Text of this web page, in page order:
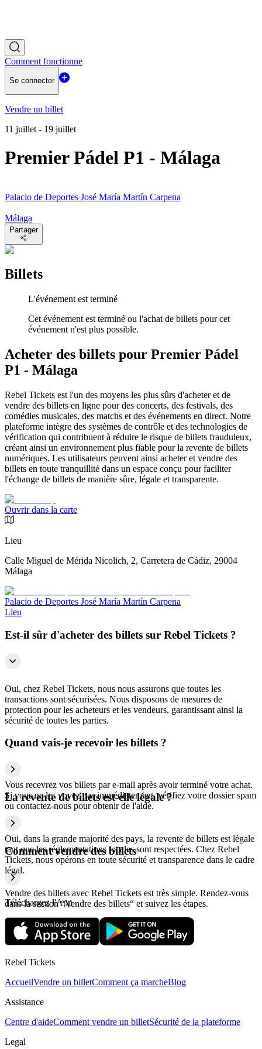
Comment fonctionne
Se connecter
Vendre un billet
11 juillet - 19 juillet
Premier Pádel P1 - Málaga
Palacio de Deportes José María Martín Carpena
Málaga
Partager
Billets
L'événement est terminé
Cet événement est terminé ou l'achat de billets pour cet
événement n'est plus possible.
Acheter des billets pour Premier Pádel
P1 - Málaga
Rebel Tickets est l'un des moyens les plus sûrs d'acheter et de
vendre des billets en ligne pour des concerts, des festivals, des
comédies musicales, des matchs et des événements en direct. Notre
plateforme intègre des systèmes de contrôle et des technologies de
vérification qui contribuent à réduire le risque de billets frauduleux,
créant ainsi un environnement plus fiable pour la revente de billets
numériques. Les utilisateurs peuvent ainsi acheter et vendre des
billets en toute tranquillité dans un espace conçu pour faciliter
l'échange de billets de manière sûre, légale et transparente.
Ouvrir dans la carte
Lieu
Calle Miguel de Mérida Nicolich, 2, Carretera de Cádiz, 29004
Málaga
Palacio de Deportes José María Martín Carpena
Lieu
Est-il sûr d'acheter des billets sur Rebel Tickets ?
Oui, chez Rebel Tickets, nous nous assurons que toutes les
transactions sont sécurisées. Nous disposons de mesures de
protection pour les acheteurs et les vendeurs, garantissant ainsi la
sécurité de toutes les parties.
Quand vais-je recevoir les billets ?
Vous recevrez vos billets par e-mail après avoir terminé votre achat.
Si vous ne les voyez pas immédiatement, vérifiez votre dossier spam
ou contactez-nous pour obtenir de l'aide.
La revente de billets est-elle légale ?
Oui, dans la grande majorité des pays, la revente de billets est légale
tant que les réglementations locales sont respectées. Chez Rebel
Tickets, nous opérons en toute sécurité et transparence dans le cadre
légal.
Comment vendre des billets
Vendre des billets avec Rebel Tickets est très simple. Rendez-vous
dans la section “Vendre des billets“ et suivez les étapes.
Téléchargez l'App
Rebel Tickets
AccueilVendre un billetComment ça marcheBlog
Assistance
Centre d'aideComment vendre un billetSécurité de la plateforme
Legal